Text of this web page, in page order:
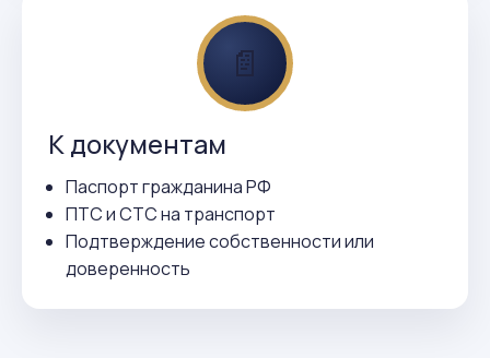
📄
К документам
Паспорт гражданина РФ
ПТС и СТС на транспорт
Подтверждение собственности или
доверенность